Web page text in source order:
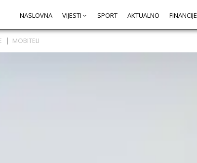
NASLOVNA VIJESTI SPORT AKTUALNO FINANCIJE